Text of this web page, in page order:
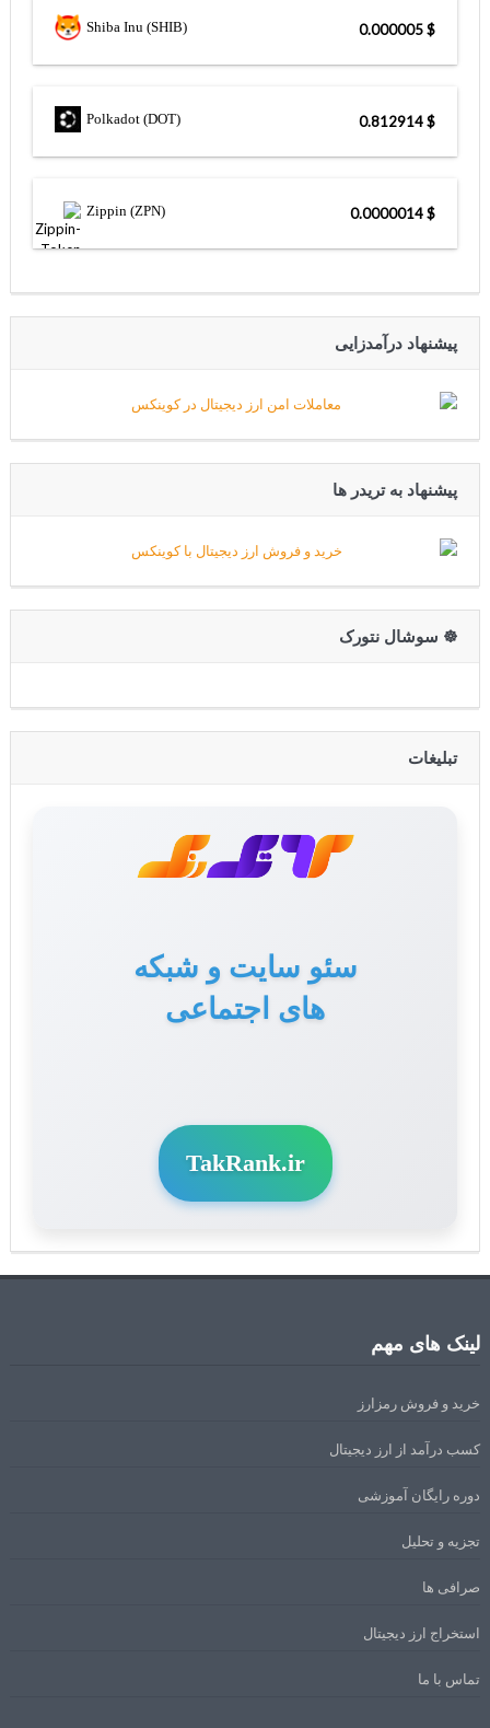
Shiba Inu (SHIB) $ 0.000005
Polkadot (DOT) $ 0.812914
Zippin (ZPN) $ 0.0000014
پیشنهاد درآمدزایی
پیشنهاد به تریدر ها
☸️ سوشال نتورک
تبلیغات
سئو سایت و شبکه
های اجتماعی
TakRank.ir
لینک های مهم
خرید و فروش رمزارز
کسب درآمد از ارز دیجیتال
دوره رایگان آموزشی
تجزیه و تحلیل
صرافی ها
استخراج ارز دیجیتال
تماس با ما